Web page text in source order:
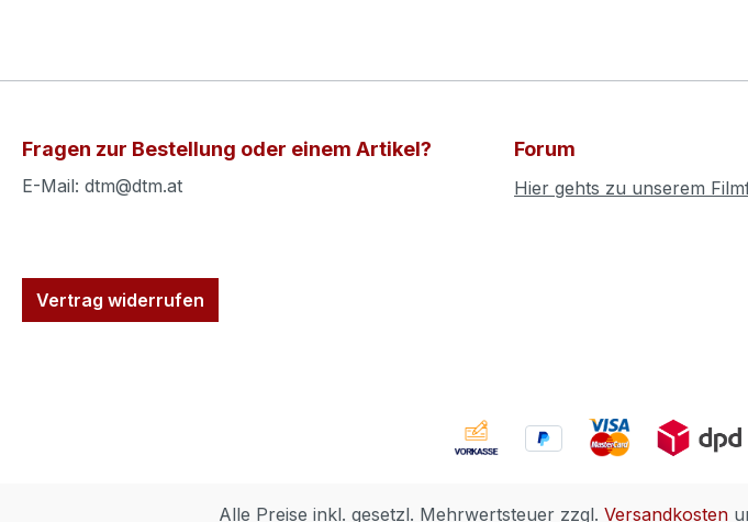
Fragen zur Bestellung oder einem Artikel?
E-Mail: dtm@dtm.at
Vertrag widerrufen
Forum
Hier gehts zu unserem
Alle Preise inkl. gesetzl. Mehrwertsteuer zzgl. Versandkosten